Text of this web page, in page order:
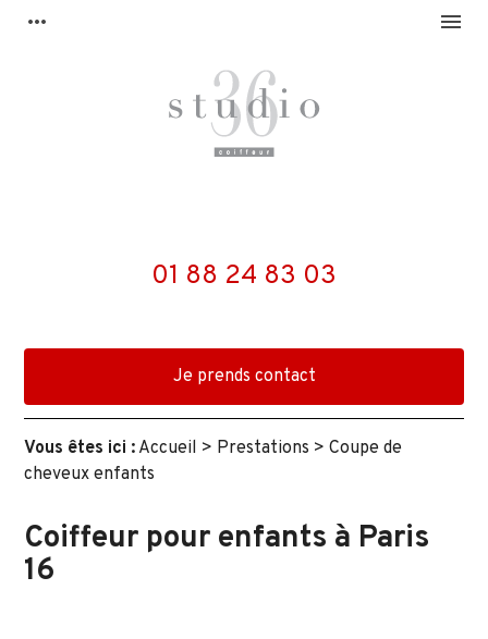
more_horiz menu
01 88 24 83 03
Je prends contact
Vous êtes ici : Accueil > Prestations > Coupe de
cheveux enfants
Coiffeur pour enfants à Paris
16